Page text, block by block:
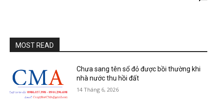
MOST READ
Chưa sang tên sổ đỏ được bồi thường khi
nhà nước thu hồi đất
14 Tháng 6, 2026